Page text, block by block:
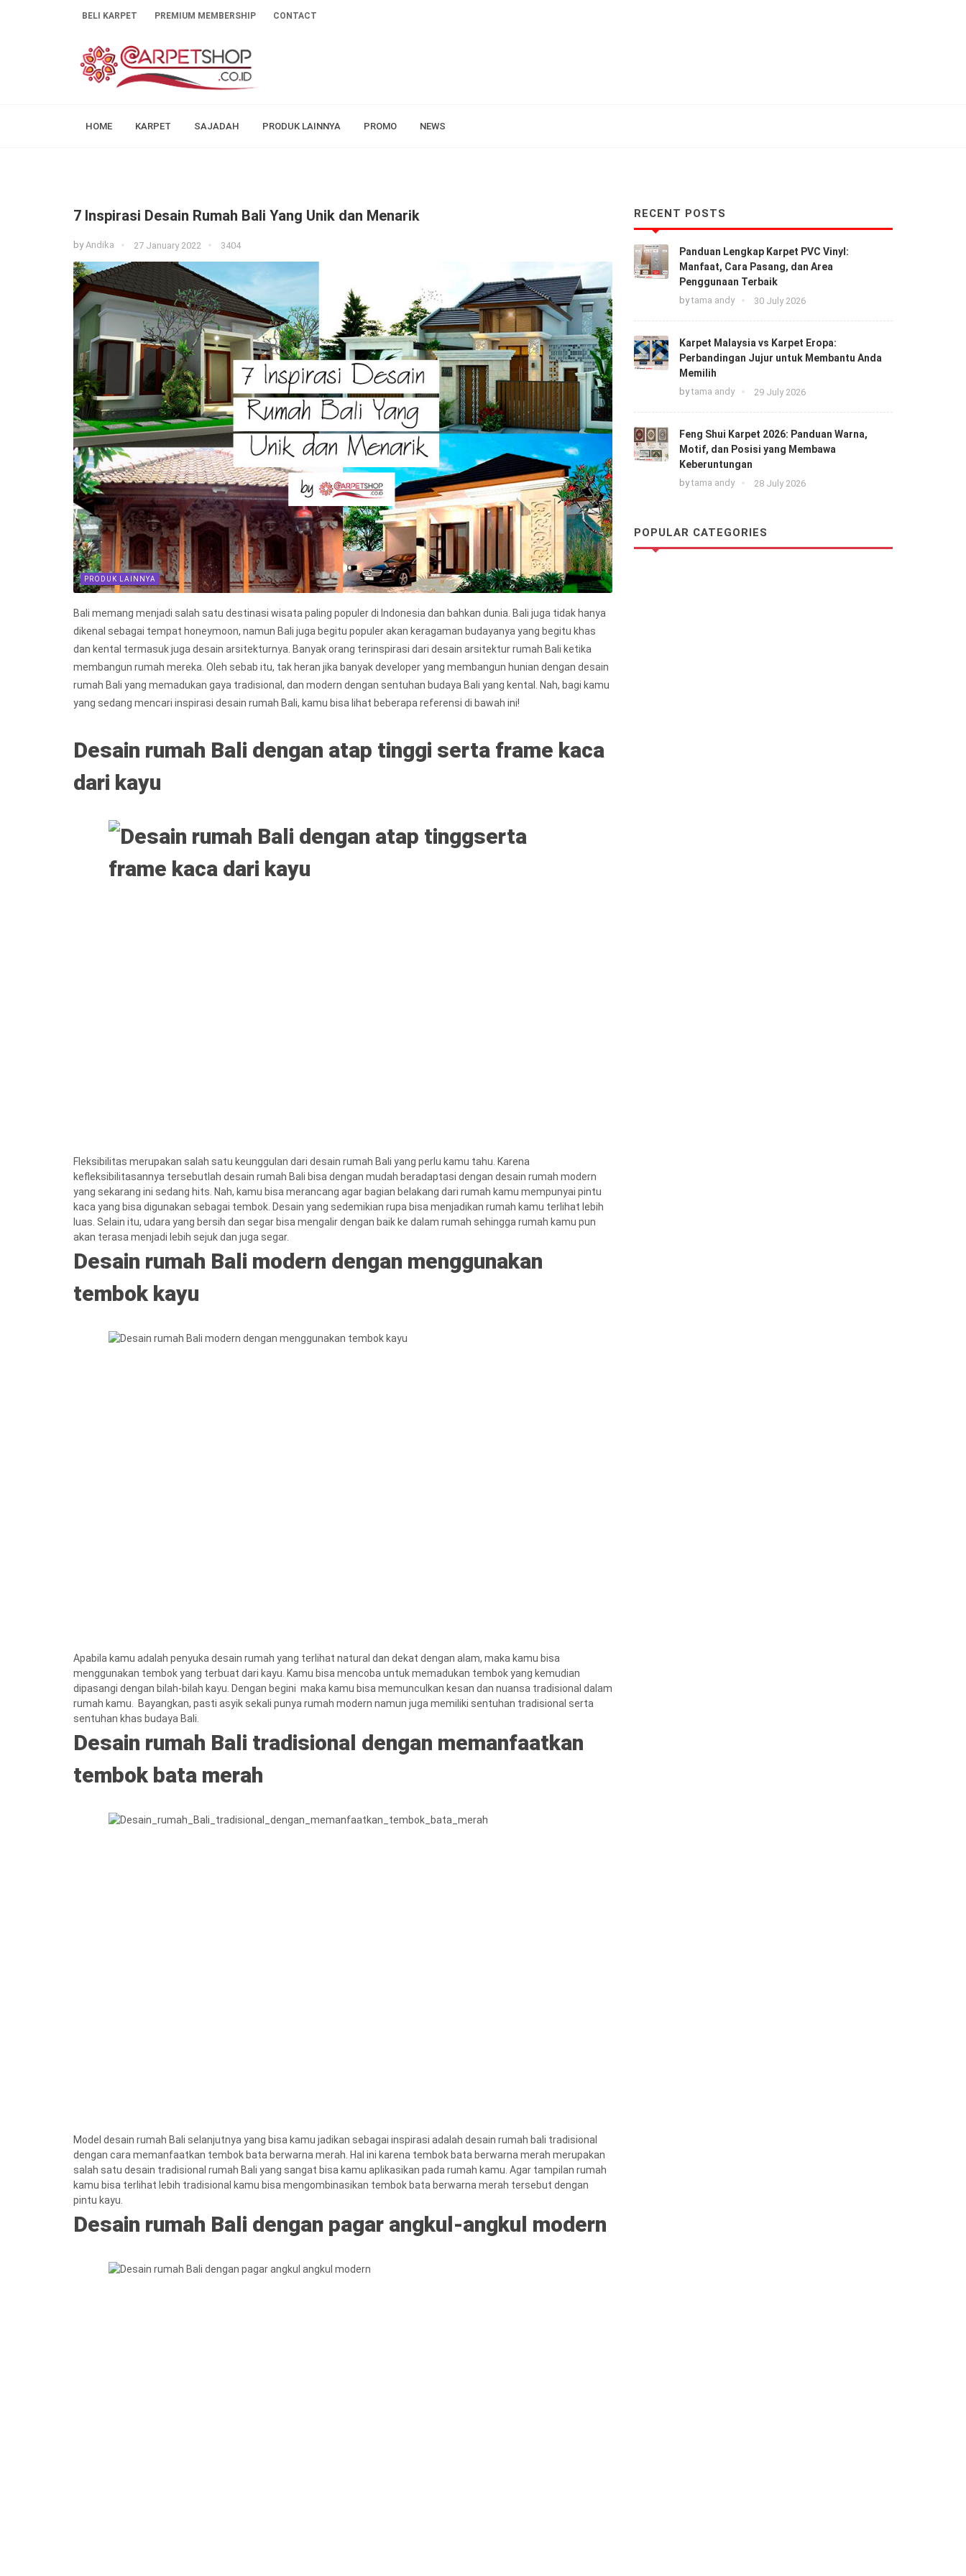
BELI KARPET PREMIUM MEMBERSHIP CONTACT
HOME KARPET SAJADAH PRODUK LAINNYA PROMO NEWS
7 Inspirasi Desain Rumah Bali Yang Unik dan Menarik
by Andika 27 January 2022 3404
PRODUK LAINNYA
Bali memang menjadi salah satu destinasi wisata paling populer di Indonesia dan bahkan dunia. Bali juga tidak hanya
dikenal sebagai tempat honeymoon, namun Bali juga begitu populer akan keragaman budayanya yang begitu khas
dan kental termasuk juga desain arsitekturnya. Banyak orang terinspirasi dari desain arsitektur rumah Bali ketika
membangun rumah mereka. Oleh sebab itu, tak heran jika banyak developer yang membangun hunian dengan desain
rumah Bali yang memadukan gaya tradisional, dan modern dengan sentuhan budaya Bali yang kental. Nah, bagi kamu
yang sedang mencari inspirasi desain rumah Bali, kamu bisa lihat beberapa referensi di bawah ini!
Desain rumah Bali dengan atap tinggi serta frame kaca
dari kayu
Fleksibilitas merupakan salah satu keunggulan dari desain rumah Bali yang perlu kamu tahu. Karena
kefleksibilitasannya tersebutlah desain rumah Bali bisa dengan mudah beradaptasi dengan desain rumah modern
yang sekarang ini sedang hits. Nah, kamu bisa merancang agar bagian belakang dari rumah kamu mempunyai pintu
kaca yang bisa digunakan sebagai tembok. Desain yang sedemikian rupa bisa menjadikan rumah kamu terlihat lebih
luas. Selain itu, udara yang bersih dan segar bisa mengalir dengan baik ke dalam rumah sehingga rumah kamu pun
akan terasa menjadi lebih sejuk dan juga segar.
Desain rumah Bali modern dengan menggunakan
tembok kayu
Apabila kamu adalah penyuka desain rumah yang terlihat natural dan dekat dengan alam, maka kamu bisa
menggunakan tembok yang terbuat dari kayu. Kamu bisa mencoba untuk memadukan tembok yang kemudian
dipasangi dengan bilah-bilah kayu. Dengan begini maka kamu bisa memunculkan kesan dan nuansa tradisional dalam
rumah kamu. Bayangkan, pasti asyik sekali punya rumah modern namun juga memiliki sentuhan tradisional serta
sentuhan khas budaya Bali.
Desain rumah Bali tradisional dengan memanfaatkan
tembok bata merah
Model desain rumah Bali selanjutnya yang bisa kamu jadikan sebagai inspirasi adalah desain rumah bali tradisional
dengan cara memanfaatkan tembok bata berwarna merah. Hal ini karena tembok bata berwarna merah merupakan
salah satu desain tradisional rumah Bali yang sangat bisa kamu aplikasikan pada rumah kamu. Agar tampilan rumah
kamu bisa terlihat lebih tradisional kamu bisa mengombinasikan tembok bata berwarna merah tersebut dengan
pintu kayu.
Desain rumah Bali dengan pagar angkul-angkul modern
RECENT POSTS
Panduan Lengkap Karpet PVC Vinyl:
Manfaat, Cara Pasang, dan Area
Penggunaan Terbaik
by tama andy 30 July 2026
Karpet Malaysia vs Karpet Eropa:
Perbandingan Jujur untuk Membantu Anda
Memilih
by tama andy 29 July 2026
Feng Shui Karpet 2026: Panduan Warna,
Motif, dan Posisi yang Membawa
Keberuntungan
by tama andy 28 July 2026
POPULAR CATEGORIES